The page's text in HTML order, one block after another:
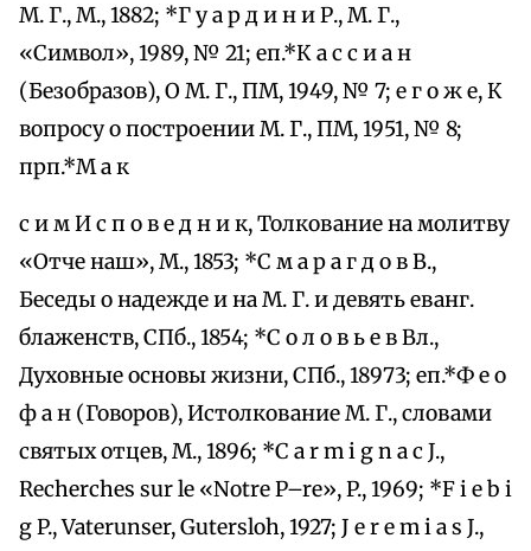
М. Г., М., 1882; *Г у а р д и н и Р., М. Г.,
«Символ», 1989, № 21; еп.*К а с с и а н
(Безобразов), О М. Г., ПМ, 1949, № 7; е г о ж е, К
вопросу о построении М. Г., ПМ, 1951, № 8;
прп.*М а к
с и м И с п о в е д н и к, Толкование на молитву
«Отче наш», М., 1853; *С м а р а г д о в В.,
Беседы о надежде и на М. Г. и девять еванг.
блаженств, СПб., 1854; *С о л о в ь е в Вл.,
Духовные основы жизни, СПб., 18973; еп.*Ф е о
ф а н (Говоров), Истолкование М. Г., словами
святых отцев, М., 1896; *C a r m i g n a c J.,
Recherches sur le «Notre P–re», P., 1969; *F i e b i
g P., Vaterunser, Gutersloh, 1927; J e r e m i a s J.,